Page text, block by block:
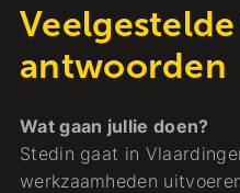
antwoorden
Wat gaan jullie doen?
Stedin gaat in
werkzaamheden